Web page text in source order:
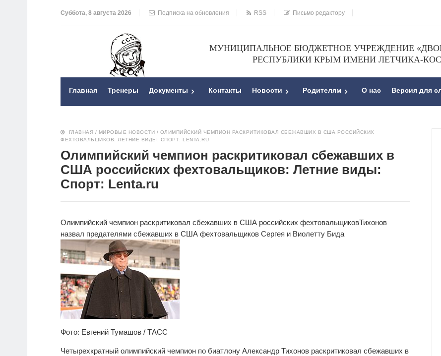
Суббота, 8 августа 2026 Подписка на обновления RSS Письмо редактору
МУНИЦИПАЛЬНОЕ БЮДЖЕТНОЕ УЧРЕЖДЕНИЕ
РЕСПУБЛИКИ КРЫМ ИМЕНИ ЛЕТЧИКА-
Главная Тренеры Документы Контакты Новости Родителям О нас Версия для
ГЛАВНАЯ / МИРОВЫЕ НОВОСТИ / ОЛИМПИЙСКИЙ ЧЕМПИОН РАСКРИТИКОВАЛ СБЕЖАВШИХ В США РОССИЙСКИХ
ФЕХТОВАЛЬЩИКОВ: ЛЕТНИЕ ВИДЫ: СПОРТ: LENTA.RU
Олимпийский чемпион раскритиковал сбежавших в
США российских фехтовальщиков: Летние виды:
Спорт: Lenta.ru
Олимпийский чемпион раскритиковал сбежавших в США российских фехтовальщиковТихонов
назвал предателями сбежавших в США фехтовальщиков Сергея и Виолетту Бида
Фото: Евгений Тумашов / ТАСС
Четырехкратный олимпийский чемпион по биатлону Александр Тихонов раскритиковал сбежавших в